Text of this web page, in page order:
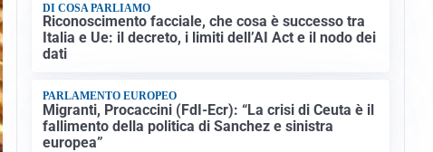
DI COSA PARLIAMO
Riconoscimento facciale, che cosa è successo tra
Italia e Ue: il decreto, i limiti dell’AI Act e il nodo dei
dati
PARLAMENTO EUROPEO
Migranti, Procaccini (FdI-Ecr): “La crisi di Ceuta è il
fallimento della politica di Sanchez e sinistra
europea”